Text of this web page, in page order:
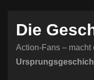
Die
Action-Fans – macht